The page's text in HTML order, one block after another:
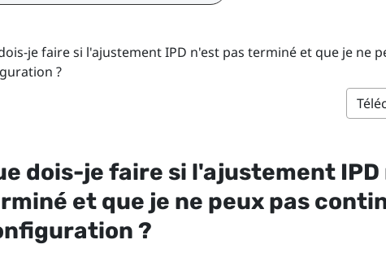
je faire si l'ajustement IPD n'est pas terminé et que je ne
?
dois-je faire si l'ajustement IPD
et que je ne peux pas
?